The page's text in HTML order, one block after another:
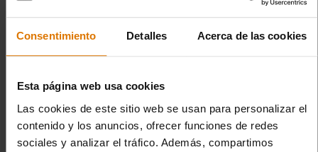
Consentimiento Detalles Acerca de las cookies
Esta página web usa cookies
Las cookies de este sitio web se usan para personalizar el
contenido y los anuncios, ofrecer funciones de redes
sociales y analizar el tráfico. Además, compartimos